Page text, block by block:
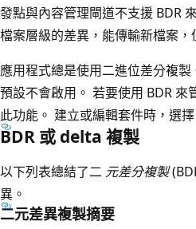
發點與內容管理閘道不支援 BDR
檔案層級的差異，能傳輸新檔案，
應用程式總是使用二進位差分複製
預設不會啟用。 若要使用 BDR 來
此功能。 建立或編輯套件時，選擇
BDR 或 delta 複製
以下列表總結了二 元差分複製
異。
二元差異複製摘要